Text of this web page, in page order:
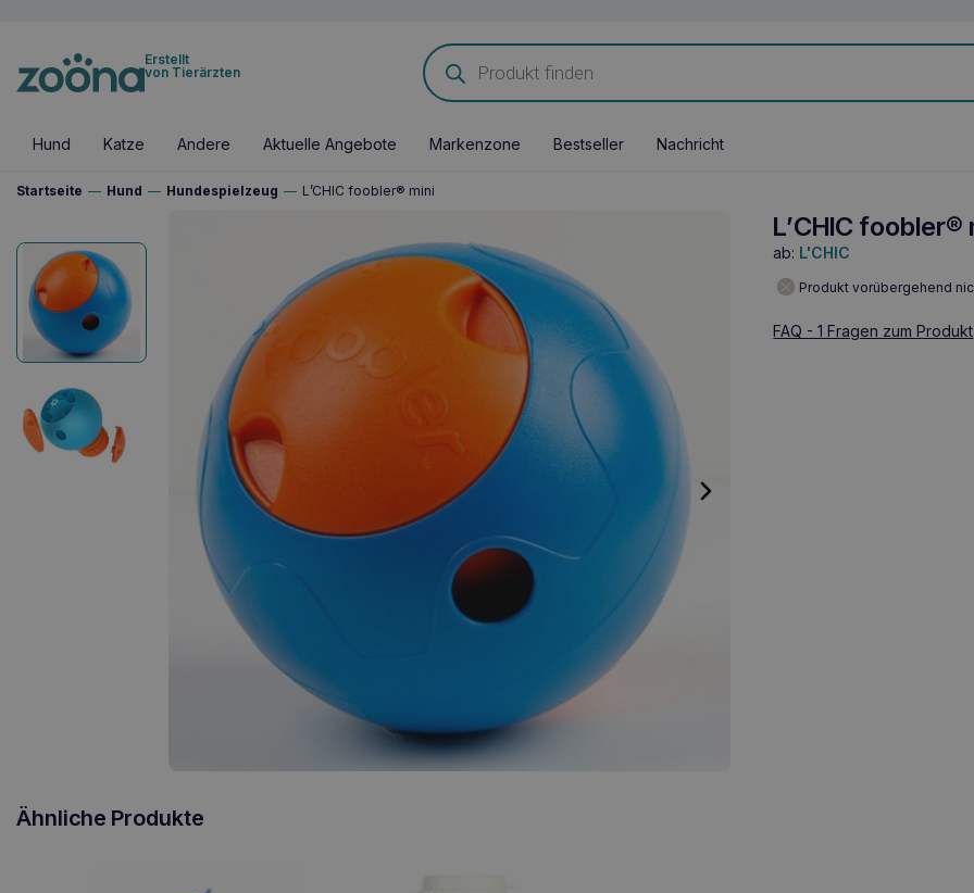
Erstellt
von Tierärzten
Products
search
Hund Katze Andere Aktuelle Angebote Markenzone Bestseller Nachricht
Startseite — Hund — Hundespielzeug — L’CHIC foobler® mini
L’CHIC foobler®
ab: L'CHIC
Produkt vorübergehend
FAQ - 1 Fragen zum Produkt
Ähnliche Produkte